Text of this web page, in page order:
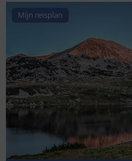
Mijn reisplan